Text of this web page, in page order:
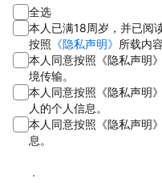
全选
本人已满18周岁，并已阅
按照 《隐私声明》 所载内
本人同意按照《隐私声明
境传输。
本人同意按照《隐私声明
人的个人信息。
本人同意按照《隐私声明
息。
同意